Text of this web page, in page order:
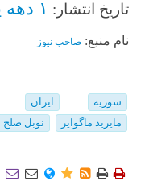
تاریخ انتشار: ۱ دهه پیش
نام منبع: صاحب نیوز
سوریه ایران
مایرید ماگوایر
نوبل صلح
      